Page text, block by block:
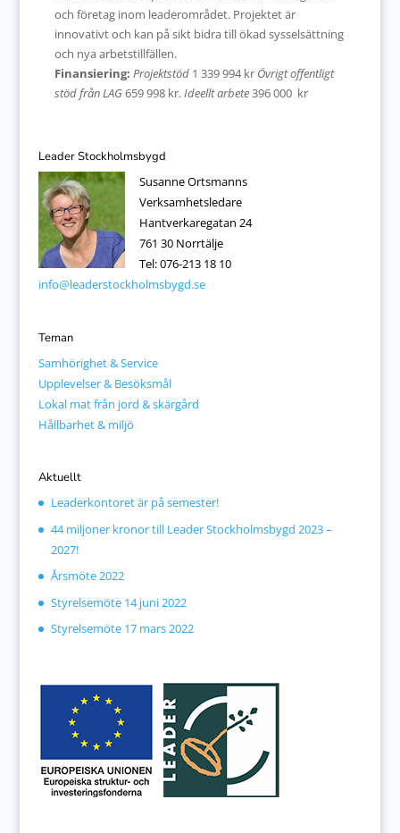
och företag inom leaderområdet. Projektet är
innovativt och kan på sikt bidra till ökad sysselsättning
och nya arbetstillfällen.
Finansiering: Projektstöd 1 339 994 kr Övrigt offentligt
stöd från LAG659 998 kr.Ideellt arbete396 000 kr
Leader Stockholmsbygd
Susanne Ortsmanns
Verksamhetsledare
Hantverkaregatan 24
761 30 Norrtälje
Tel: 076-213 18 10
info@leaderstockholmsbygd.se
Teman
Samhörighet & Service
Upplevelser & Besöksmål
Lokal mat från jord & skärgård
Hållbarhet & miljö
Aktuellt
Leaderkontoret är på semester!
44 miljoner kronor till Leader Stockholmsbygd 2023 –
2027!
Årsmöte 2022
Styrelsemöte 14 juni 2022
Styrelsemöte 17 mars 2022